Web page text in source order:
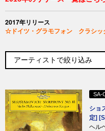
2017年リリース
☆ドイツ・グラモフォン クラシッ
SA-
ショ
定]
ヘル